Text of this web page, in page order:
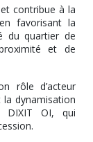
contribue à la
favorisant la
du quartier de
et de
rôle d’acteur
dynamisation
DIXIT OI, qui